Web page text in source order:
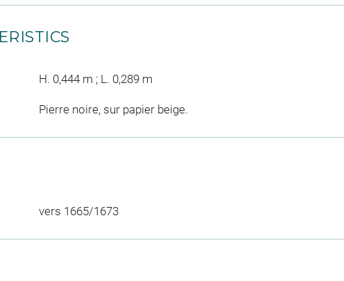
H. 0,444 m ; L. 0,289 m
Pierre noire, sur papier beige.
vers 1665/1673